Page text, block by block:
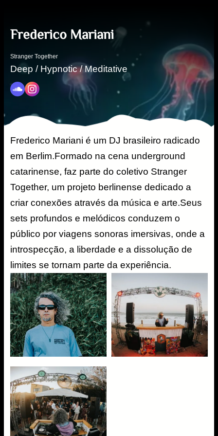
Frederico Mariani
Stranger Together
Deep / Hypnotic / Meditative
Frederico Mariani é um DJ brasileiro radicado
em Berlim.Formado na cena underground
catarinense, faz parte do coletivo Stranger
Together, um projeto berlinense dedicado a
criar conexões através da música e arte.Seus
sets profundos e melódicos conduzem o
público por viagens sonoras imersivas, onde a
introspecção, a liberdade e a dissolução de
limites se tornam parte da experiência.